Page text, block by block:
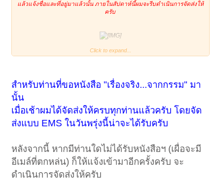
แล้วแจ้งชื่อและที่อยู่มาแล้วนั้น ภายในสัปดาห์นี้ผมจะรีบดำเนินการจัดส่งให้
ครับ​
หนังสือ เรื่อง "เรื่องจริง... จากกรรม"
Click to expand...
สำหรับท่านที่ขอหนังสือ "เรื่องจริง...จากกรรม" มา
นั้น
เมื่อเช้าผมได้จัดส่งให้ครบทุกท่านแล้วครับ โดยจัด
ส่งแบบ EMS ในวันพรุ่งนี้น่าจะได้รับครับ
หลังจากนี้ หากมีท่านใดไม่ได้รับหนังสือฯ (เผื่อจะมี
อีเมล์ที่ตกหล่น) ก็ให้แจ้งเข้ามาอีกครั้งครับ จะ
ดำเนินการจัดส่งให้ครับ